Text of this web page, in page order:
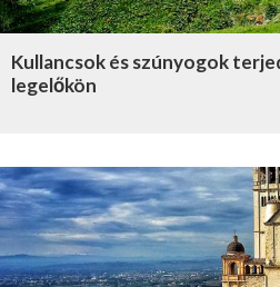
Kullancsok és szúnyogok
legelőkön